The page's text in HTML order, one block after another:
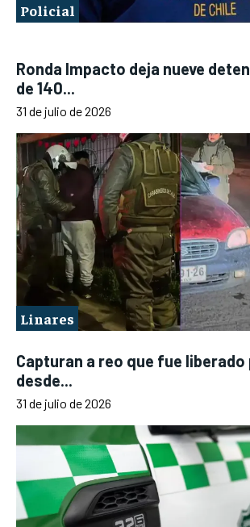
Policial
Ronda Impacto deja nueve
de 140...
31 de julio de 2026
Linares
Capturan a reo que fue
desde...
31 de julio de 2026